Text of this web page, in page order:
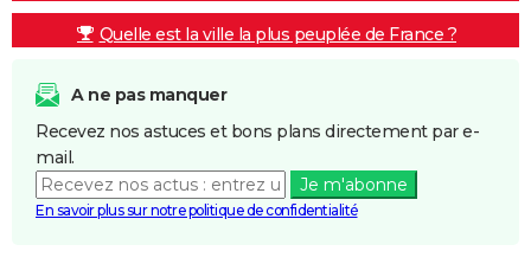
Quelle est la ville la plus peuplée de France ?
A ne pas manquer
Recevez nos astuces et bons plans directement par e-
mail.
Je m'abonne
En savoir plus sur notre politique de confidentialité